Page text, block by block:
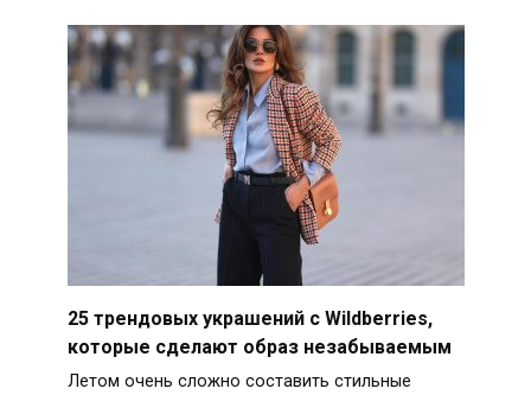
25 трендовых украшений с Wildberries,
которые сделают образ незабываемым
Летом очень сложно составить стильные